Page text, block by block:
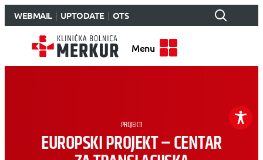
WEBMAIL UPTODATE OTS
Menu
PROJEKTI
EUROPSKI PROJEKT – CENTAR